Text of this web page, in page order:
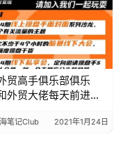
贸高手俱乐部俱乐
外贸大佬每天前进一
笔记Club 2021年1月24日